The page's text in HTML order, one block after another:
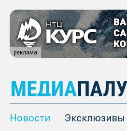
реклама
Новости Эксклюзивы